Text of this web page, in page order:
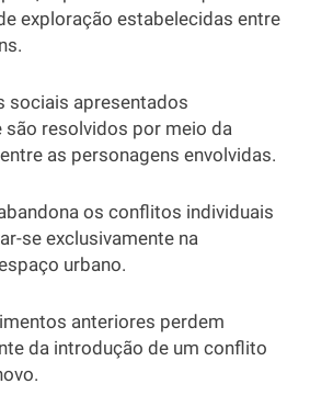
exploração estabelecidas entre
sociais apresentados
são resolvidos por meio da
as personagens envolvidas.
os conflitos individuais
se exclusivamente na
urbano.
anteriores perdem
da introdução de um conflito